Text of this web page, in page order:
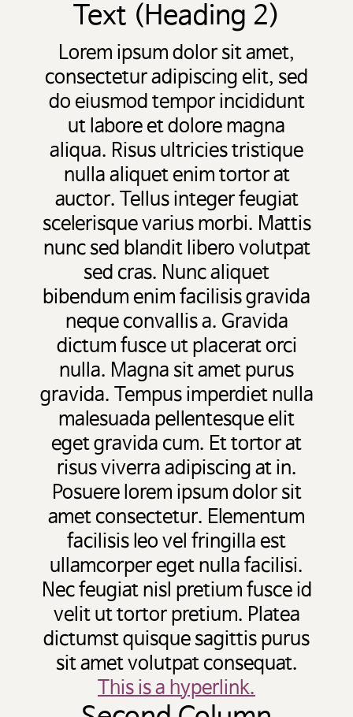
Text (Heading 2)
Lorem ipsum dolor sit amet,
consectetur adipiscing elit, sed
do eiusmod tempor incididunt
ut labore et dolore magna
aliqua. Risus ultricies tristique
nulla aliquet enim tortor at
auctor. Tellus integer feugiat
scelerisque varius morbi. Mattis
nunc sed blandit libero volutpat
sed cras. Nunc aliquet
bibendum enim facilisis gravida
neque convallis a. Gravida
dictum fusce ut placerat orci
nulla. Magna sit amet purus
gravida. Tempus imperdiet nulla
malesuada pellentesque elit
eget gravida cum. Et tortor at
risus viverra adipiscing at in.
Posuere lorem ipsum dolor sit
amet consectetur. Elementum
facilisis leo vel fringilla est
ullamcorper eget nulla facilisi.
Nec feugiat nisl pretium fusce id
velit ut tortor pretium. Platea
dictumst quisque sagittis purus
sit amet volutpat consequat.
This is a hyperlink.